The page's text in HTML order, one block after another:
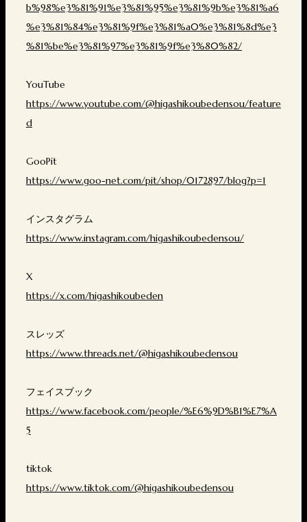
b%98%e3%81%91%e3%81%95%e3%81%9b%e3%81%a6
%e3%81%84%e3%81%9f%e3%81%a0%e3%81%8d%e3
%81%be%e3%81%97%e3%81%9f%e3%80%82/
YouTube
https://www.youtube.com/@higashikoubedensou/feature
d
GooPit
https://www.goo-net.com/pit/shop/0172897/blog?p=1
インスタグラム
https://www.instagram.com/higashikoubedensou/
X
https://x.com/higashikoubeden
スレッズ
https://www.threads.net/@higashikoubedensou
フェイスブック
https://www.facebook.com/people/%E6%9D%B1%E7%A
5
tiktok
https://www.tiktok.com/@higashikoubedensou